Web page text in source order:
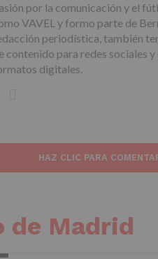
por la comunicación y el
VAVEL y formo parte de
periodística, también
contenido para redes sociales
digitales.
HAZ CLIC PARA
de Madrid